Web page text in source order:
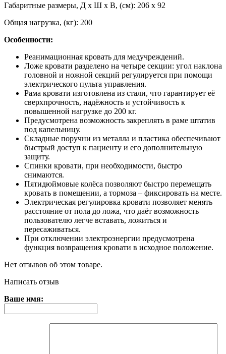
Габаритные размеры, Д х Ш х В, (см): 206 х 92
Общая нагрузка, (кг): 200
Особенности:
Реанимационная кровать для медучреждений.
Ложе кровати разделено на четыре секции: угол наклона
головной и ножной секций регулируется при помощи
электрического пульта управления.
Рама кровати изготовлена из стали, что гарантирует её
сверхпрочность, надёжность и устойчивость к
повышенной нагрузке до 200 кг.
Предусмотрена возможность закреплять в раме штатив
под капельницу.
Складные поручни из металла и пластика обеспечивают
быстрый доступ к пациенту и его дополнительную
защиту.
Спинки кровати, при необходимости, быстро
снимаются.
Пятидюймовые колёса позволяют быстро перемещать
кровать в помещении, а тормоза – фиксировать на месте.
Электрическая регулировка кровати позволяет менять
расстояние от пола до ложа, что даёт возможность
пользователю легче вставать, ложиться и
пересаживаться.
При отключении электроэнергии предусмотрена
функция возвращения кровати в исходное положение.
Нет отзывов об этом товаре.
Написать отзыв
Ваше имя: